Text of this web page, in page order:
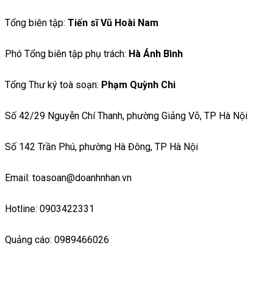
Tổng biên tập: Tiến sĩ Vũ Hoài Nam
Phó Tổng biên tập phụ trách: Hà Ánh Bình
Tổng Thư ký toà soạn: Phạm Quỳnh Chi
Số 42/29 Nguyễn Chí Thanh, phường Giảng Võ, TP Hà Nội
Số 142 Trần Phú, phường Hà Đông, TP Hà Nội
Email: toasoan@doanhnhan.vn
Hotline: 0903422331
Quảng cáo: 0989466026